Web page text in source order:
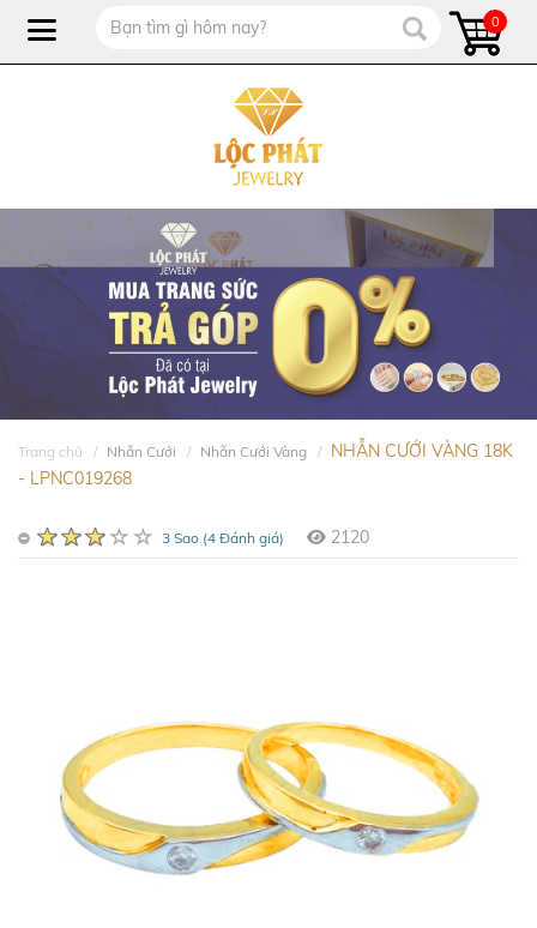
0
Trang chủ Nhẫn Cưới Nhẫn Cưới Vàng
NHẪN CƯỚI VÀNG 18K
- LPNC019268
3 Sao (4 Đánh giá) 2120